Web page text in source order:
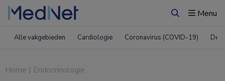
ZoekenMenu
Alle vakgebieden Cardiologie Coronavirus (COVID-19)
Home | Endocrinologie